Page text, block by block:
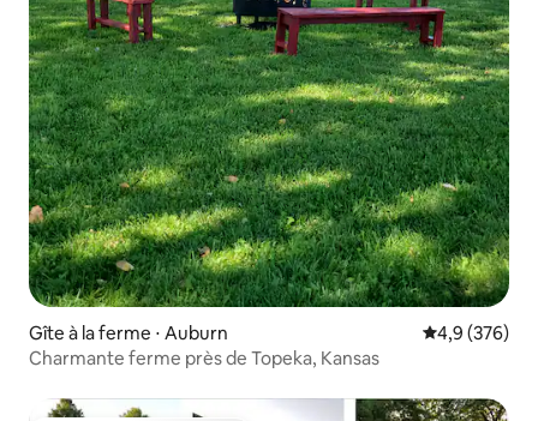
Gîte à la ferme ⋅ Auburn Évaluation
4,9 (376)
Charmante ferme près de Topeka, Kansas